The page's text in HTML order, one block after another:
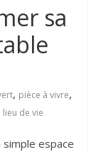
sa
, pièce à vivre,
de vie
espace